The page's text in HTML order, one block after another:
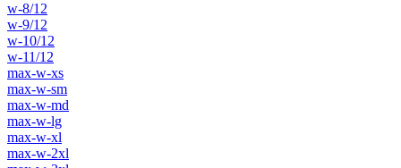
w-8/12
w-9/12
w-10/12
w-11/12
max-w-xs
max-w-sm
max-w-md
max-w-lg
max-w-xl
max-w-2xl